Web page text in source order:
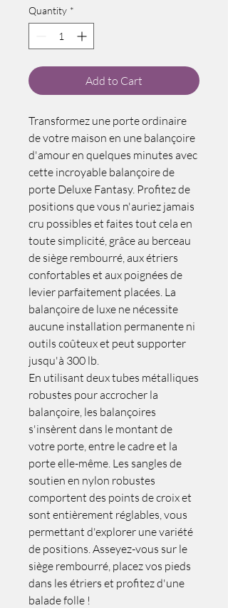
Quantity *
Add to Cart
Transformez une porte ordinaire
de votre maison en une balançoire
d'amour en quelques minutes avec
cette incroyable balançoire de
porte Deluxe Fantasy. Profitez de
positions que vous n'auriez jamais
cru possibles et faites tout cela en
toute simplicité, grâce au berceau
de siège rembourré, aux étriers
confortables et aux poignées de
levier parfaitement placées. La
balançoire de luxe ne nécessite
aucune installation permanente ni
outils coûteux et peut supporter
jusqu'à 300 lb.
En utilisant deux tubes métalliques
robustes pour accrocher la
balançoire, les balançoires
s'insèrent dans le montant de
votre porte, entre le cadre et la
porte elle-même. Les sangles de
soutien en nylon robustes
comportent des points de croix et
sont entièrement réglables, vous
permettant d'explorer une variété
de positions. Asseyez-vous sur le
siège rembourré, placez vos pieds
dans les étriers et profitez d'une
balade folle !